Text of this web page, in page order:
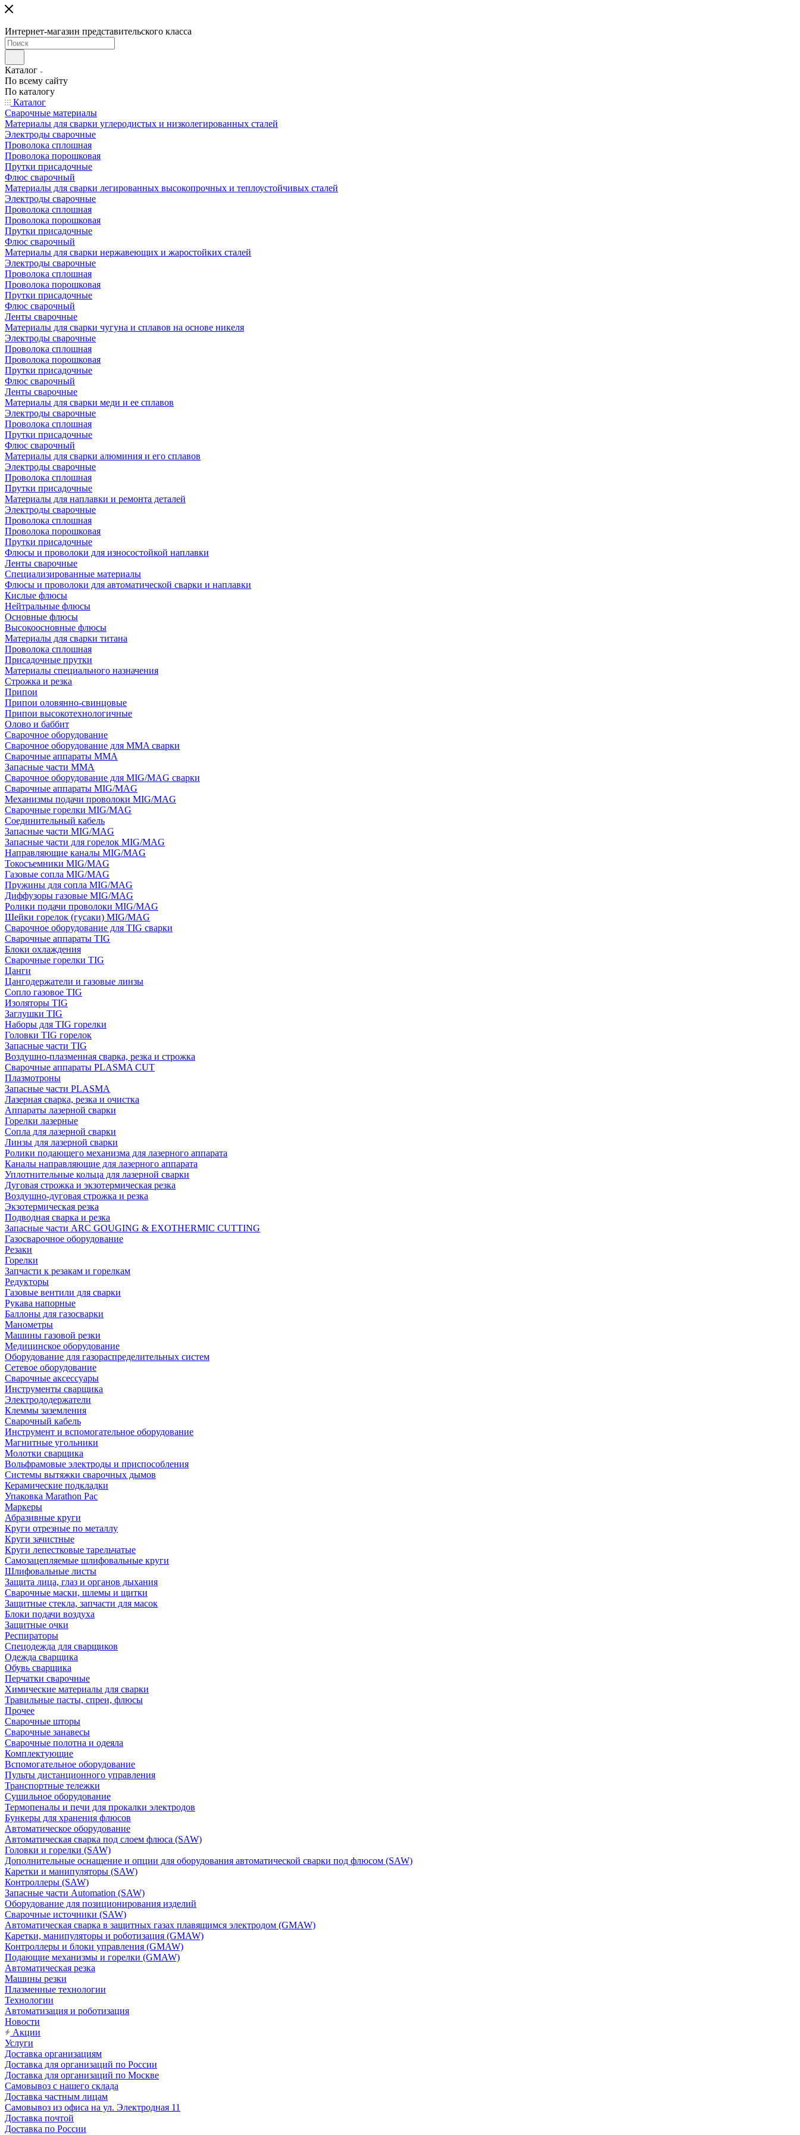
Интернет-магазин представительского класса
Каталог
По всему сайту
По каталогу
Каталог
Сварочные материалы
Материалы для сварки углеродистых и низколегированных сталей
Электроды сварочные
Проволока сплошная
Проволока порошковая
Прутки присадочные
Флюс сварочный
Материалы для сварки легированных высокопрочных и теплоустойчивых сталей
Электроды сварочные
Проволока сплошная
Проволока порошковая
Прутки присадочные
Флюс сварочный
Материалы для сварки нержавеющих и жаростойких сталей
Электроды сварочные
Проволока сплошная
Проволока порошковая
Прутки присадочные
Флюс сварочный
Ленты сварочные
Материалы для сварки чугуна и сплавов на основе никеля
Электроды сварочные
Проволока сплошная
Проволока порошковая
Прутки присадочные
Флюс сварочный
Ленты сварочные
Материалы для сварки меди и ее сплавов
Электроды сварочные
Проволока сплошная
Прутки присадочные
Флюс сварочный
Материалы для сварки алюминия и его сплавов
Электроды сварочные
Проволока сплошная
Прутки присадочные
Материалы для наплавки и ремонта деталей
Электроды сварочные
Проволока сплошная
Проволока порошковая
Прутки присадочные
Флюсы и проволоки для износостойкой наплавки
Ленты сварочные
Специализированные материалы
Флюсы и проволоки для автоматической сварки и наплавки
Кислые флюсы
Нейтральные флюсы
Основные флюсы
Высокоосновные флюсы
Материалы для сварки титана
Проволока сплошная
Присадочные прутки
Материалы специального назначения
Строжка и резка
Припои
Припои оловянно-свинцовые
Припои высокотехнологичные
Олово и баббит
Сварочное оборудование
Сварочное оборудование для MMA сварки
Сварочные аппараты MMA
Запасные части MMA
Сварочное оборудование для MIG/MAG сварки
Сварочные аппараты MIG/MAG
Механизмы подачи проволоки MIG/MAG
Сварочные горелки MIG/MAG
Соединительный кабель
Запасные части MIG/MAG
Запасные части для горелок MIG/MAG
Направляющие каналы MIG/MAG
Токосъемники MIG/MAG
Газовые сопла MIG/MAG
Пружины для сопла MIG/MAG
Диффузоры газовые MIG/MAG
Ролики подачи проволоки MIG/MAG
Шейки горелок (гусаки) MIG/MAG
Сварочное оборудование для TIG сварки
Сварочные аппараты TIG
Блоки охлаждения
Сварочные горелки TIG
Цанги
Цангодержатели и газовые линзы
Сопло газовое TIG
Изоляторы TIG
Заглушки TIG
Наборы для TIG горелки
Головки TIG горелок
Запасные части TIG
Воздушно-плазменная сварка, резка и строжка
Сварочные аппараты PLASMA CUT
Плазмотроны
Запасные части PLASMA
Лазерная сварка, резка и очистка
Аппараты лазерной сварки
Горелки лазерные
Сопла для лазерной сварки
Линзы для лазерной сварки
Ролики подающего механизма для лазерного аппарата
Каналы направляющие для лазерного аппарата
Уплотнительные кольца для лазерной сварки
Дуговая строжка и экзотермическая резка
Воздушно-дуговая строжка и резка
Экзотермическая резка
Подводная сварка и резка
Запасные части ARC GOUGING & EXOTHERMIC CUTTING
Газосварочное оборудование
Резаки
Горелки
Запчасти к резакам и горелкам
Редукторы
Газовые вентили для сварки
Рукава напорные
Баллоны для газосварки
Манометры
Машины газовой резки
Медицинское оборудование
Оборудование для газораспределительных систем
Сетевое оборудование
Сварочные аксессуары
Инструменты сварщика
Электрододержатели
Клеммы заземления
Сварочный кабель
Инструмент и вспомогательное оборудование
Магнитные угольники
Молотки сварщика
Вольфрамовые электроды и приспособления
Системы вытяжки сварочных дымов
Керамические подкладки
Упаковка Marathon Pac
Маркеры
Абразивные круги
Круги отрезные по металлу
Круги зачистные
Круги лепестковые тарельчатые
Самозацепляемые шлифовальные круги
Шлифовальные листы
Защита лица, глаз и органов дыхания
Сварочные маски, шлемы и щитки
Защитные стекла, запчасти для масок
Блоки подачи воздуха
Защитные очки
Респираторы
Спецодежда для сварщиков
Одежда сварщика
Обувь сварщика
Перчатки сварочные
Химические материалы для сварки
Травильные пасты, спреи, флюсы
Прочее
Сварочные шторы
Сварочные занавесы
Сварочные полотна и одеяла
Комплектующие
Вспомогательное оборудование
Пульты дистанционного управления
Транспортные тележки
Сушильное оборудование
Термопеналы и печи для прокалки электродов
Бункеры для хранения флюсов
Автоматическое оборудование
Автоматическая сварка под слоем флюса (SAW)
Головки и горелки (SAW)
Дополнительные оснащение и опции для оборудования автоматической сварки под флюсом (SAW)
Каретки и манипуляторы (SAW)
Контроллеры (SAW)
Запасные части Automation (SAW)
Оборудование для позиционирования изделий
Сварочные источники (SAW)
Автоматическая сварка в защитных газах плавящимся электродом (GMAW)
Каретки, манипуляторы и роботизация (GMAW)
Контроллеры и блоки управления (GMAW)
Подающие механизмы и горелки (GMAW)
Автоматическая резка
Машины резки
Плазменные технологии
Технологии
Автоматизация и роботизация
Новости
Акции
Услуги
Доставка организациям
Доставка для организаций по России
Доставка для организаций по Москве
Самовывоз с нашего склада
Доставка частным лицам
Самовывоз из офиса на ул. Электродная 11
Доставка почтой
Доставка по России